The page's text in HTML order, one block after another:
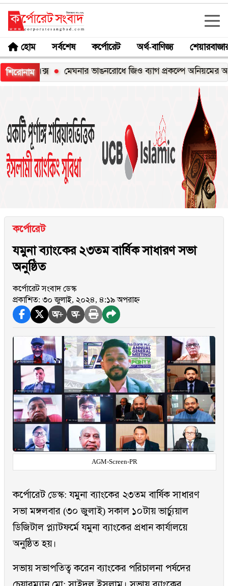
হোম সর্বশেষ কর্পোরেট অর্থ-বাণিজ্য
শিরোনামমেঘনার ভাঙনরোধে জিও ব্যাগ প্রকল্পে অনিয়মের অভিযোগ,
কর্পোরেট
যমুনা ব্যাংকের ২৩তম বার্ষিক সাধারণ সভা
অনুষ্ঠিত
কর্পোরেট সংবাদ ডেস্ক
প্রকাশিত: ৩০ জুলাই, ২০২৪, ৪:১৯ অপরাহ্ন
অ+ অ-
AGM-Screen-PR
কর্পোরেট ডেস্ক: যমুনা ব্যাংকের ২৩তম বার্ষিক সাধারণ
সভা মঙ্গলবার (৩০ জুলাই) সকাল ১০টায় ভার্চ্যুয়াল
ডিজিটাল প্ল্যাটফর্মে যমুনা ব্যাংকের প্রধান কার্যালয়ে
অনুষ্ঠিত হয়।
সভায় সভাপতিত্ব করেন ব্যাংকের পরিচালনা পর্ষদের